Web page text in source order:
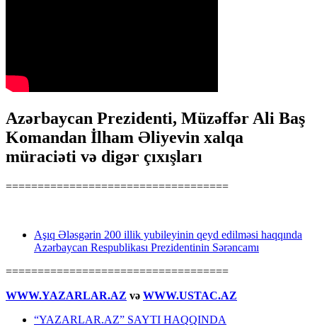
Azərbaycan Prezidenti, Müzəffər Ali Baş
Komandan İlham Əliyevin xalqa
müraciəti və digər çıxışları
===================================
Aşıq Ələsgərin 200 illik yubileyinin qeyd edilməsi haqqında
Azərbaycan Respublikası Prezidentinin Sərəncamı
===================================
WWW.YAZARLAR.AZ və WWW.USTAC.AZ
“YAZARLAR.AZ” SAYTI HAQQINDA